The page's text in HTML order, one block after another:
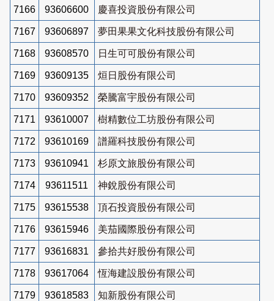
7166 93606600 慶喜投資股份有限公司
7167 93606897 夢田果果文化科技股份有限公司
7168 93608570 日生可可股份有限公司
7169 93609135 烜日股份有限公司
7170 93609352 榮騰富宇股份有限公司
7171 93610007 樹精數位工坊股份有限公司
7172 93610169 譜羅科技股份有限公司
7173 93610941 杉原文旅股份有限公司
7174 93611511 神銳股份有限公司
7175 93615538 頂石投資股份有限公司
7176 93615946 美茄國際股份有限公司
7177 93616831 參拾共好股份有限公司
7178 93617064 恆海建設股份有限公司
7179 93618583 知新股份有限公司